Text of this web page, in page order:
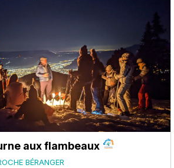
aux flambeaux
BÉRANGER